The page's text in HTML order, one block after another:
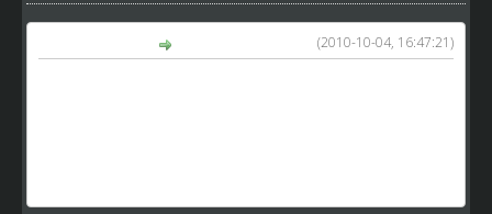
(2010-10-04, 16:47:21)